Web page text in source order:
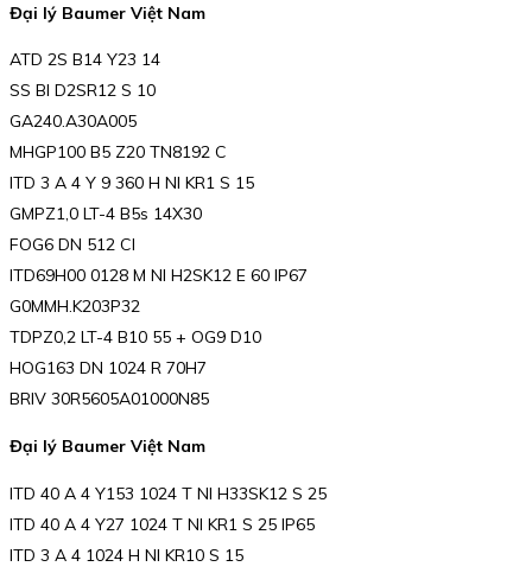
Đại lý Baumer Việt Nam
ATD 2S B14 Y23 14
SS BI D2SR12 S 10
GA240.A30A005
MHGP100 B5 Z20 TN8192 C
ITD 3 A 4 Y 9 360 H NI KR1 S 15
GMPZ1,0 LT-4 B5s 14X30
FOG6 DN 512 CI
ITD69H00 0128 M NI H2SK12 E 60 IP67
G0MMH.K203P32
TDPZ0,2 LT-4 B10 55 + OG9 D10
HOG163 DN 1024 R 70H7
BRIV 30R5605A01000N85
Đại lý Baumer Việt Nam
ITD 40 A 4 Y153 1024 T NI H33SK12 S 25
ITD 40 A 4 Y27 1024 T NI KR1 S 25 IP65
ITD 3 A 4 1024 H NI KR10 S 15